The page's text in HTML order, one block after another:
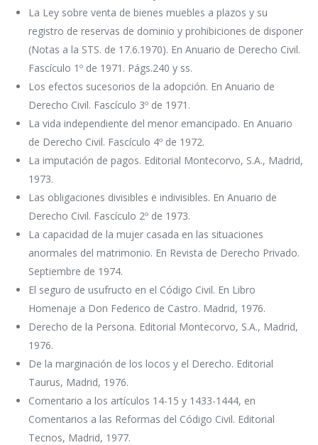
La Ley sobre venta de bienes muebles a plazos y su
registro de reservas de dominio y prohibiciones de disponer
(Notas a la STS. de 17.6.1970). En Anuario de Derecho Civil.
Fascículo 1º de 1971. Págs.240 y ss.
Los efectos sucesorios de la adopción. En Anuario de
Derecho Civil. Fascículo 3º de 1971.
La vida independiente del menor emancipado. En Anuario
de Derecho Civil. Fascículo 4º de 1972.
La imputación de pagos. Editorial Montecorvo, S.A., Madrid,
1973.
Las obligaciones divisibles e indivisibles. En Anuario de
Derecho Civil. Fascículo 2º de 1973.
La capacidad de la mujer casada en las situaciones
anormales del matrimonio. En Revista de Derecho Privado.
Septiembre de 1974.
El seguro de usufructo en el Código Civil. En Libro
Homenaje a Don Federico de Castro. Madrid, 1976.
Derecho de la Persona. Editorial Montecorvo, S.A., Madrid,
1976.
De la marginación de los locos y el Derecho. Editorial
Taurus, Madrid, 1976.
Comentario a los artículos 14-15 y 1433-1444, en
Comentarios a las Reformas del Código Civil. Editorial
Tecnos, Madrid, 1977.